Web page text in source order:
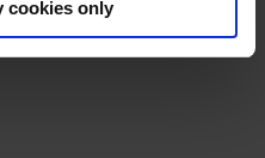
cookies only